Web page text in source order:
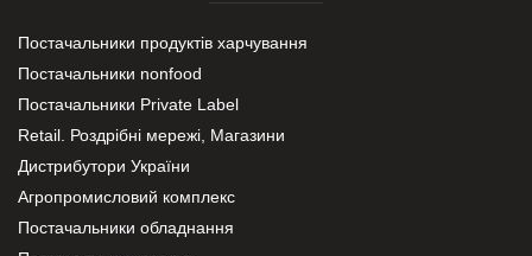
Постачальники продуктів харчування
Постачальники nonfood
Постачальники Private Label
Retail. Роздрібні мережі, Магазини
Дистрибутори України
Агропромисловий комплекс
Постачальники обладнання